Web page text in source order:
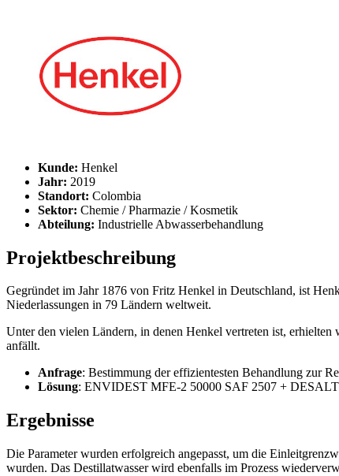
Kunde: Henkel
Jahr: 2019
Standort: Colombia
Sektor: Chemie / Pharmazie / Kosmetik
Abteilung: Industrielle Abwasserbehandlung
Projektbeschreibung
Gegründet im Jahr 1876 von Fritz Henkel in Deutschland, ist
Niederlassungen in 79 Ländern weltweit.
Unter den vielen Ländern, in denen Henkel vertreten ist,
anfällt.
Anfrage: Bestimmung der effizientesten Behandlung zur
Lösung: ENVIDEST MFE-2 50000 SAF 2507 +
Ergebnisse
Die Parameter wurden erfolgreich angepasst, um die
wurden. Das Destillatwasser wird ebenfalls im Prozess